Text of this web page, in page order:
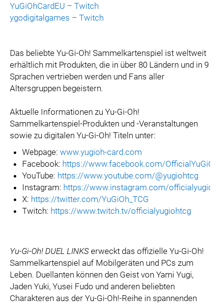
YuGiOhCardEU – Twitch
ygodigitalgames – Twitch
Das beliebte Yu-Gi-Oh! Sammelkartenspiel ist weltweit
erhältlich mit Produkten, die in über 80 Ländern und in 9
Sprachen vertrieben werden und Fans aller
Altersgruppen begeistern.
Aktuelle Informationen zu Yu-Gi-Oh!
Sammelkartenspiel-Produkten und -Veranstaltungen
sowie zu digitalen Yu-Gi-Oh! Titeln unter:
Webpage: www.yugioh-card.com
Facebook: https://www.facebook.com/
YouTube: https://www.youtube.com/@yugiohtcg
Instagram: https://www.instagram.com/
X: https://twitter.com/YuGiOh_TCG
Twitch: https://www.twitch.tv/officialyugiohtcg
Yu-Gi-Oh! DUEL LINKS erweckt das offizielle Yu-Gi-Oh!
Sammelkartenspiel auf Mobilgeräten und PCs zum
Leben. Duellanten können den Geist von Yami Yugi,
Jaden Yuki, Yusei Fudo und anderen beliebten
Charakteren aus der Yu-Gi-Oh!-Reihe in spannenden